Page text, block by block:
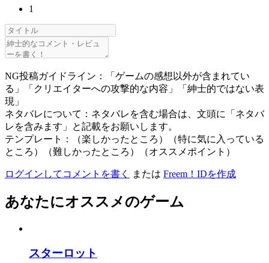
1
NG投稿ガイドライン：「ゲームの感想以外が含まれてい
る」「クリエイターへの攻撃的な内容」「紳士的ではない表
現」
ネタバレについて：ネタバレを含む場合は、文頭に「ネタバ
レを含みます」と記載をお願いします。
テンプレート：（楽しかったところ）（特に気に入っている
ところ）（難しかったところ）（オススメポイント）
ログインしてコメントを書く または Freem！IDを作成
あなたにオススメのゲーム
スターロット